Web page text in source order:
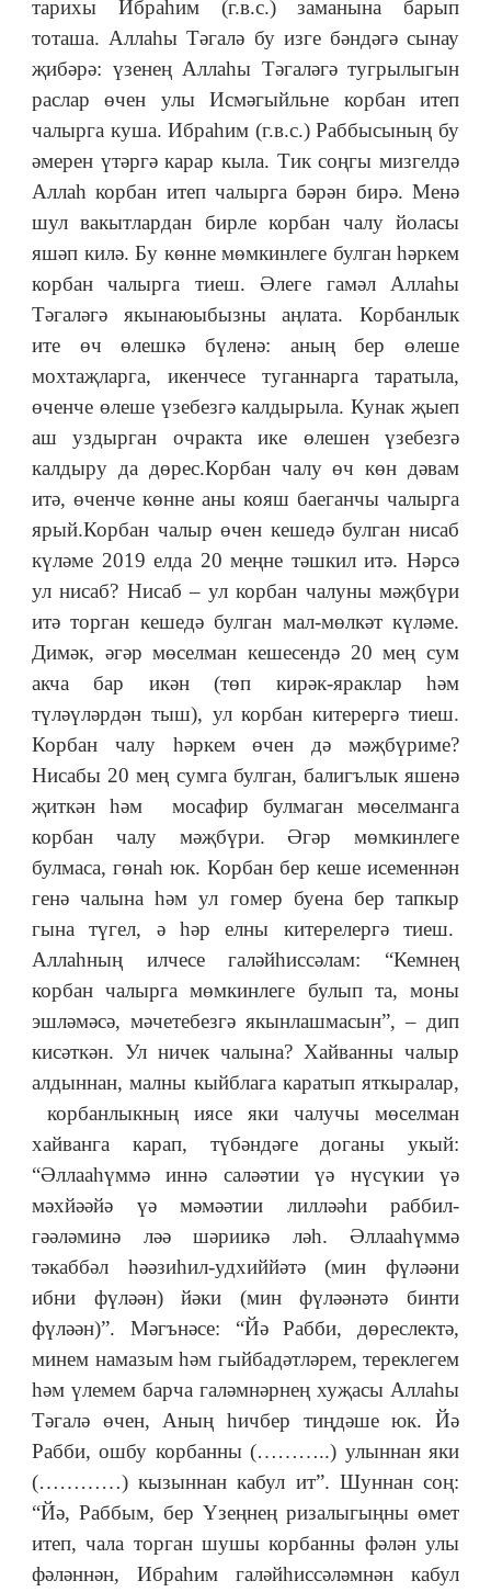
тарихы Ибраһим (г.в.с.) заманына барып
тоташа. Аллаһы Тәгалә бу изге бәндәгә сынау
җибәрә: үзенең Аллаһы Тәгаләгә тугрылыгын
раслар өчен улы Исмәгыйльне корбан итеп
чалырга куша. Ибраһим (г.в.с.) Раббысының бу
әмерен үтәргә карар кыла. Тик соңгы мизгелдә
Аллаһ корбан итеп чалырга бәрән бирә. Менә
шул вакытлардан бирле корбан чалу йоласы
яшәп килә. Бу көнне мөмкинлеге булган һәркем
корбан чалырга тиеш. Әлеге гамәл Аллаһы
Тәгаләгә якынаюыбызны аңлата. Корбанлык
ите өч өлешкә бүленә: аның бер өлеше
мохтаҗларга, икенчесе туганнарга таратыла,
өченче өлеше үзебезгә калдырыла. Кунак җыеп
аш уздырган очракта ике өлешен үзебезгә
калдыру да дөрес.Корбан чалу өч көн дәвам
итә, өченче көнне аны кояш баеганчы чалырга
ярый.Корбан чалыр өчен кешедә булган нисаб
күләме 2019 елда 20 меңне тәшкил итә. Нәрсә
ул нисаб? Нисаб – ул корбан чалуны мәҗбүри
итә торган кешедә булган мал-мөлкәт күләме.
Димәк, әгәр мөселман кешесендә 20 мең сум
акча бар икән (төп кирәк-яраклар һәм
түләүләрдән тыш), ул корбан китерергә тиеш.
Корбан чалу һәркем өчен дә мәҗбүриме?
Нисабы 20 мең сумга булган, балигълык яшенә
җиткән һәм мосафир булмаган мөселманга
корбан чалу мәҗбүри. Әгәр мөмкинлеге
булмаса, гөнаһ юк. Корбан бер кеше исеменнән
генә чалына һәм ул гомер буена бер тапкыр
гына түгел, ә һәр елны китерелергә тиеш.
Аллаһның илчесе галәйһиссәлам: “Кемнең
корбан чалырга мөмкинлеге булып та, моны
эшләмәсә, мәчетебезгә якынлашмасын”, – дип
кисәткән. Ул ничек чалына? Хайванны чалыр
алдыннан, малны кыйблага каратып яткыралар,
корбанлыкның иясе яки чалучы мөселман
хайванга карап, түбәндәге доганы укый:
“Әллааһүммә иннә саләәтии үә нүсүкии үә
мәхйәәйә үә мәмәәтии лилләәһи раббил-
гәәләминә ләә шәриикә ләһ. Әллааһүммә
тәкаббәл һәәзиһил-удхиййәтә (мин фүләәни
ибни фүләән) йәки (мин фүләәнәтә бинти
фүләән)”. Мәгънәсе: “Йә Рабби, дөреслектә,
минем намазым һәм гыйбадәтләрем, тереклегем
һәм үлемем барча галәмнәрнең хуҗасы Аллаһы
Тәгалә өчен, Аның һичбер тиңдәше юк. Йә
Рабби, ошбу корбанны (………..) улыннан яки
(…………) кызыннан кабул ит”. Шуннан соң:
“Йә, Раббым, бер Үзеңнең ризалыгыңны өмет
итеп, чала торган шушы корбанны фәлән улы
фәләннән, Ибраһим галәйһиссәләмнән кабул